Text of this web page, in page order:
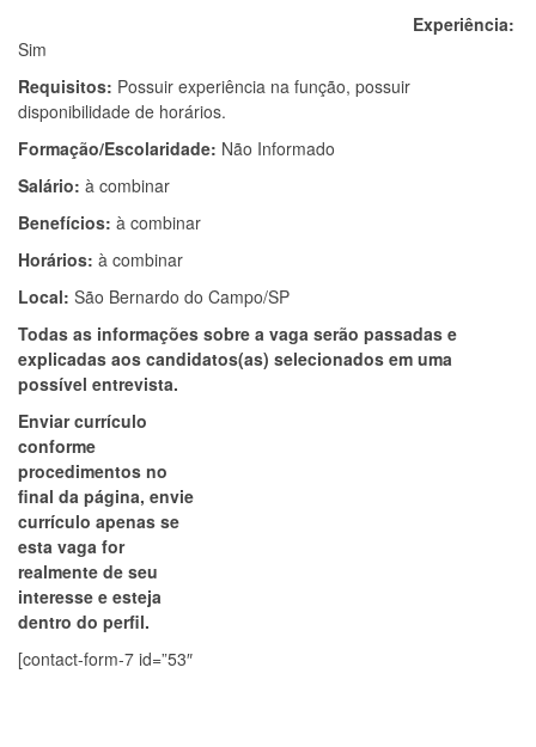
Experiência:
Sim
Requisitos: Possuir experiência na função, possuir
disponibilidade de horários.
Formação/Escolaridade: Não Informado
Salário: à combinar
Benefícios: à combinar
Horários: à combinar
Local: São Bernardo do Campo/SP
Todas as informações sobre a vaga serão passadas e
explicadas aos candidatos(as) selecionados em uma
possível entrevista.
Enviar currículo
conforme
procedimentos no
final da página, envie
currículo apenas se
esta vaga for
realmente de seu
interesse e esteja
dentro do perfil.
[contact-form-7 id=”53″